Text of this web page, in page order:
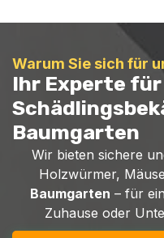
Warum Sie sich für
Ihr Experte
Baumgarten
Wir bieten sichere
Holzwürmer,
Baumgarten – für
Zuhause oder